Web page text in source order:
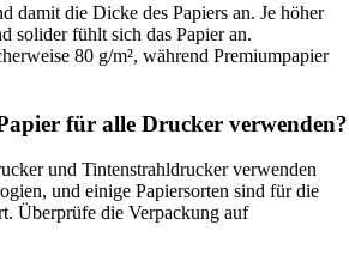
damit die Dicke des Papiers an. Je höher
solider fühlt sich das Papier an.
80 g/m², während Premiumpapier
für alle Drucker verwenden?
und Tintenstrahldrucker verwenden
und einige Papiersorten sind für die
Überprüfe die Verpackung auf